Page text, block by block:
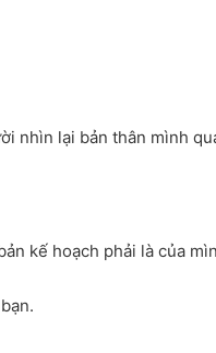
nhìn lại bản thân mình
kế hoạch phải là của